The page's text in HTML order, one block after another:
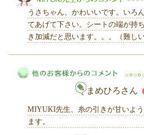
MIYUKI先生からのコメント
うさちゃん、かわいいです。いろ
てあげて下さい。シートの端が持
き加減だと思います。。。（難し
まめひろさん
MIYUKI先生、糸の引きが甘いよ
ます。